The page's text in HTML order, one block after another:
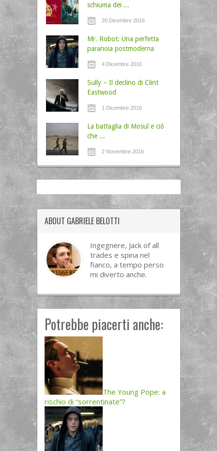
schiuma dei ...
20 Dicembre 2016
Mr. Robot: Una perfetta
paranoia postmoderna
4 Dicembre 2016
Sully – Il declino di Clint
Eastwood
1 Dicembre 2016
La battaglia di Mosul e ciò
che ...
2 Novembre 2016
ABOUT GABRIELE BELOTTI
Ingegnere, Jack of all
trades e spina nel
fianco, a tempo perso
mi diverto anche.
Potrebbe piacerti anche:
The Young Pope: a
rischio di “sorrentinate”?